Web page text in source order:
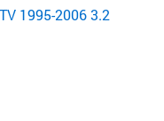
1995-2006 3.2